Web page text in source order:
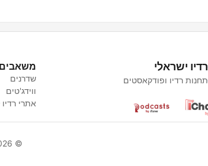
רדיו ישראלי
תחנות רדיו ופודקאסטים
משאבים
שדרנים
ווידג'טים
אתרי
© AppMind 2026. כל הזכויות שמורות.